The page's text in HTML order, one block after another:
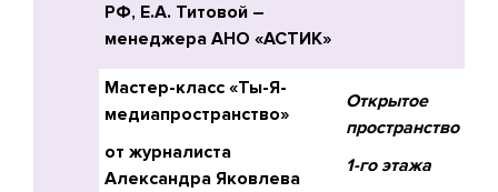
РФ, Е.А. Титовой –
менеджера АНО «АСТИК»
Мастер-класс «Ты-Я-
медиапространство»
от журналиста
Александра Яковлева
Открытое
пространство
1-го этажа